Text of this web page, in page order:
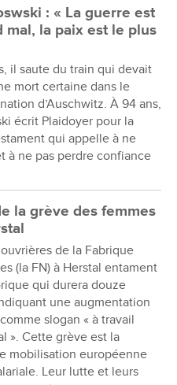
: « La guerre est
mal, la paix est le plus
il saute du train qui devait
mort certaine dans le
d’Auschwitz. À 94 ans,
écrit Plaidoyer pour la
qui appelle à ne
à ne pas perdre confiance
la grève des femmes
de la Fabrique
(la FN) à Herstal entament
qui durera douze
une augmentation
slogan « à travail
». Cette grève est la
mobilisation européenne
Leur lutte et leurs